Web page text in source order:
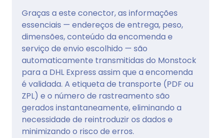
Graças a este conector, as informações
essenciais — endereços de entrega, peso,
dimensões, conteúdo da encomenda e
serviço de envio escolhido — são
automaticamente transmitidas do Monstock
para a DHL Express assim que a encomenda
é validada. A etiqueta de transporte (PDF ou
ZPL) e o número de rastreamento são
gerados instantaneamente, eliminando a
necessidade de reintroduzir os dados e
minimizando o risco de erros.